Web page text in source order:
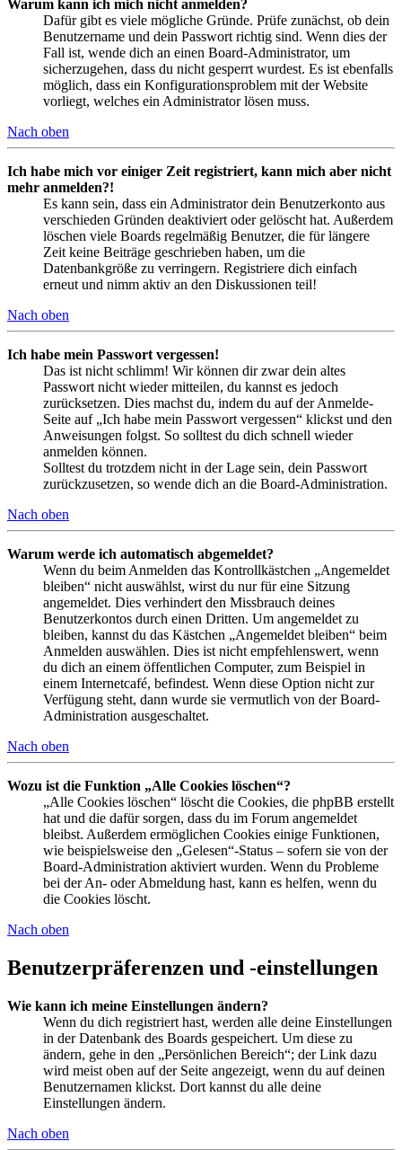
Warum kann ich mich nicht anmelden?
Dafür gibt es viele mögliche Gründe. Prüfe zunächst, ob dein
Benutzername und dein Passwort richtig sind. Wenn dies der
Fall ist, wende dich an einen Board-Administrator, um
sicherzugehen, dass du nicht gesperrt wurdest. Es ist ebenfalls
möglich, dass ein Konfigurationsproblem mit der Website
vorliegt, welches ein Administrator lösen muss.
Nach oben
Ich habe mich vor einiger Zeit registriert, kann mich aber nicht
mehr anmelden?!
Es kann sein, dass ein Administrator dein Benutzerkonto aus
verschieden Gründen deaktiviert oder gelöscht hat. Außerdem
löschen viele Boards regelmäßig Benutzer, die für längere
Zeit keine Beiträge geschrieben haben, um die
Datenbankgröße zu verringern. Registriere dich einfach
erneut und nimm aktiv an den Diskussionen teil!
Nach oben
Ich habe mein Passwort vergessen!
Das ist nicht schlimm! Wir können dir zwar dein altes
Passwort nicht wieder mitteilen, du kannst es jedoch
zurücksetzen. Dies machst du, indem du auf der Anmelde-
Seite auf „Ich habe mein Passwort vergessen“ klickst und den
Anweisungen folgst. So solltest du dich schnell wieder
anmelden können.
Solltest du trotzdem nicht in der Lage sein, dein Passwort
zurückzusetzen, so wende dich an die Board-Administration.
Nach oben
Warum werde ich automatisch abgemeldet?
Wenn du beim Anmelden das Kontrollkästchen „Angemeldet
bleiben“ nicht auswählst, wirst du nur für eine Sitzung
angemeldet. Dies verhindert den Missbrauch deines
Benutzerkontos durch einen Dritten. Um angemeldet zu
bleiben, kannst du das Kästchen „Angemeldet bleiben“ beim
Anmelden auswählen. Dies ist nicht empfehlenswert, wenn
du dich an einem öffentlichen Computer, zum Beispiel in
einem Internetcafé, befindest. Wenn diese Option nicht zur
Verfügung steht, dann wurde sie vermutlich von der Board-
Administration ausgeschaltet.
Nach oben
Wozu ist die Funktion „Alle Cookies löschen“?
„Alle Cookies löschen“ löscht die Cookies, die phpBB erstellt
hat und die dafür sorgen, dass du im Forum angemeldet
bleibst. Außerdem ermöglichen Cookies einige Funktionen,
wie beispielsweise den „Gelesen“-Status – sofern sie von der
Board-Administration aktiviert wurden. Wenn du Probleme
bei der An- oder Abmeldung hast, kann es helfen, wenn du
die Cookies löscht.
Nach oben
Benutzerpräferenzen und -einstellungen
Wie kann ich meine Einstellungen ändern?
Wenn du dich registriert hast, werden alle deine Einstellungen
in der Datenbank des Boards gespeichert. Um diese zu
ändern, gehe in den „Persönlichen Bereich“; der Link dazu
wird meist oben auf der Seite angezeigt, wenn du auf deinen
Benutzernamen klickst. Dort kannst du alle deine
Einstellungen ändern.
Nach oben